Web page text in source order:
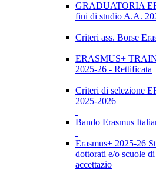
GRADUATORIA
fini di studio A.A.
Criteri ass. Borse
ERASMUS+
2025-26 - Rettificata
Criteri di selezione
2025-2026
Bando Erasmus
Erasmus+ 2025-26
dottorati e/o scuole
accettazio